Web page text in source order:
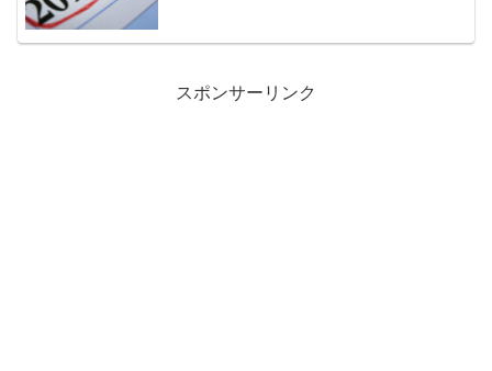
スポンサーリンク